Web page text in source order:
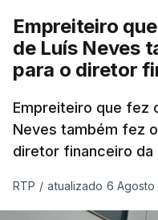
Empreiteiro
de Luís Neves
para o diretor
Empreiteiro que fez
Neves também fez
diretor financeiro da
RTP / atualizado 6 Agosto